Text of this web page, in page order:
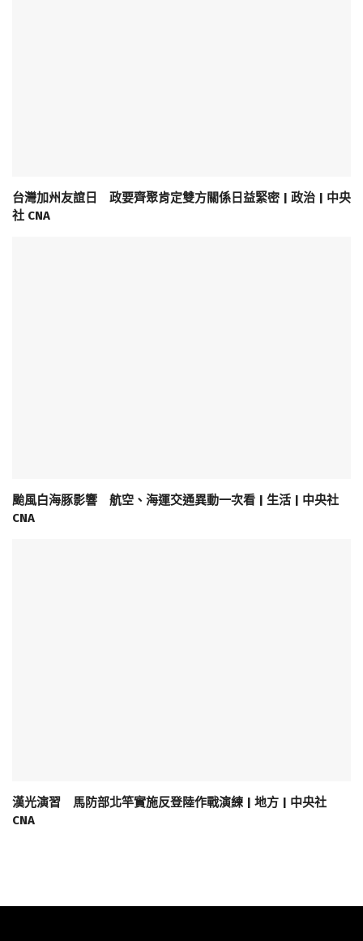
台灣加州友誼日 政要齊聚肯定雙方關係日益緊密 | 政治 | 中央
社 CNA
颱風白海豚影響 航空、海運交通異動一次看 | 生活 | 中央社
CNA
漢光演習 馬防部北竿實施反登陸作戰演練 | 地方 | 中央社
CNA